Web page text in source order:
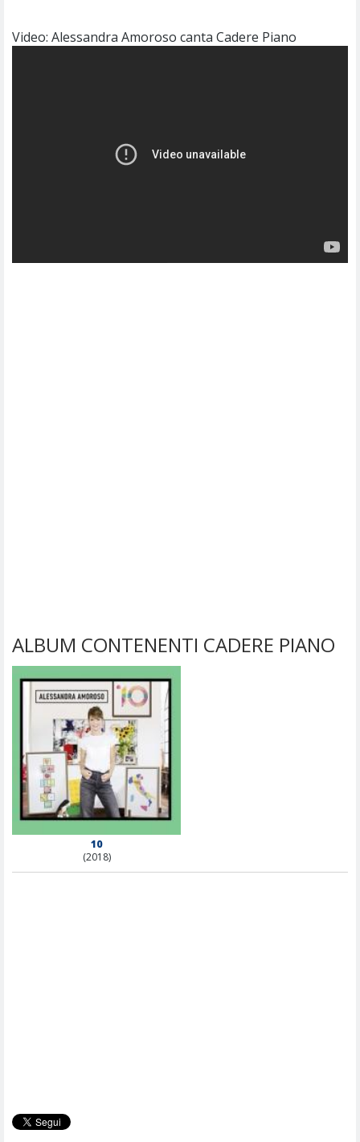
Video: Alessandra Amoroso canta Cadere Piano
ALBUM CONTENENTI CADERE PIANO
10
(2018)